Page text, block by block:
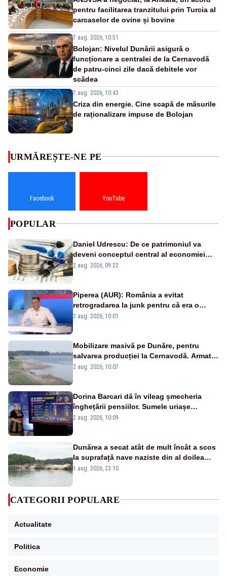
pentru facilitarea tranzitului prin Turcia al
carcaselor de ovine și bovine
7 aug. 2026, 10:51
Bolojan: Nivelul Dunării asigură o
funcționare a centralei de la Cernavodă
de patru-cinci zile dacă debitele vor
scădea
7 aug. 2026, 10:43
Criza din energie. Cine scapă de măsurile
de raționalizare impuse de Bolojan
URMĂREȘTE-NE PE
Facebook YouTube
POPULAR
Daniel Udrescu: De ce patrimoniul va
deveni conceptul central al economiei
viitoare?
2 aug. 2026, 09:22
Piperea (AUR): România a evitat
retrogradarea la junk pentru că era o
catastrofă pentru bănci și fondurile de
2 aug. 2026, 10:01
Mobilizare masivă pe Dunăre, pentru
salvarea producției la Cernavodă. Armata
va detona o stâncă și va devia apa
2 aug. 2026, 10:07
Dorina Barcari dă în vileag șmecheria
înghețării pensiilor. Sumele uriașe
pierdute de fiecare român
2 aug. 2026, 10:09
Dunărea a secat atât de mult încât a scos
la suprafață nave naziste din al doilea
război mondial
1 aug. 2026, 23:10
CATEGORII POPULARE
Actualitate
Politica
Economie